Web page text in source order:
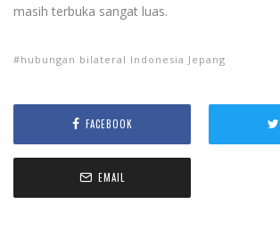
masih terbuka sangat luas.
hubungan bilateral Indonesia Jepang
FACEBOOK
EMAIL